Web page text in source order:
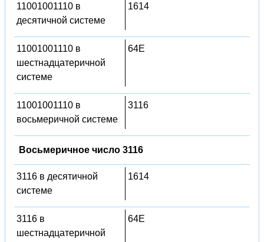
11001001110 в
десятичной системе
1614
11001001110 в
шестнадцатеричной
системе
64E
11001001110 в
восьмеричной системе
3116
Восьмеричное число 3116
3116 в десятичной
системе
1614
3116 в
шестнадцатеричной
64E